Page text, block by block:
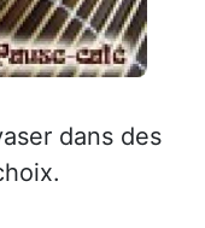
dans des